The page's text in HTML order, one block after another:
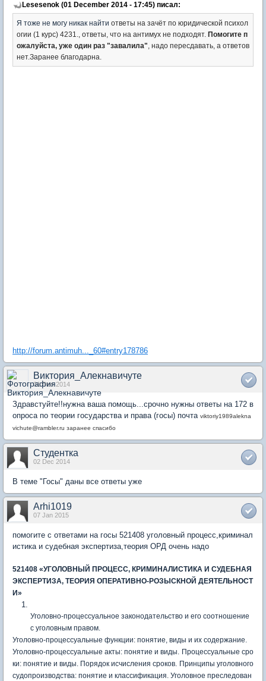
Lesesenok (01 December 2014 - 17:45) писал:
Я тоже не могу никак найти ответы на зачёт по юридической психол
огии (1 курс) 4231., ответы, что на антимух не подходят. Помогите п
ожалуйста, уже один раз "завалила" , надо пересдавать, а ответов
нет.Заранее благодарна.
http://forum.antimuh..._60#entry178786
Виктория_Алекнавичуте
01 Dec 2014
Здравстуйте!!нужна ваша помощь...срочно нужны ответы на 172 в
опроса по теории государства и права (госы) почта viktoriy1989alekna
vichute@rambler.ru заранее спасибо
Студентка
02 Dec 2014
В теме "Госы" даны все ответы уже
Arhi1019
07 Jan 2015
помогите с ответами на госы 521408 уголовный процесс,криминал
истика и судебная экспертиза,теория ОРД очень надо
521408 «УГОЛОВНЫЙ ПРОЦЕСС, КРИМИНАЛИСТИКА И СУДЕБНАЯ
ЭКСПЕРТИЗА, ТЕОРИЯ ОПЕРАТИВНО-РОЗЫСКНОЙ ДЕЯТЕЛЬНОСТ
И»
Уголовно-процессуальное законодательство и его соотношение
с уголовным правом.
Уголовно-процессуальные функции: понятие, виды и их содержание.
Уголовно-процессуальные акты: понятие и виды. Процессуальные сро
ки: понятие и виды. Порядок исчисления сроков. Принципы уголовного
судопроизводства: понятие и классификация. Уголовное преследован